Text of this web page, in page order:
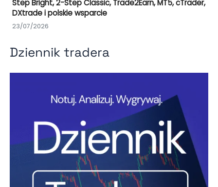
Step Bright, 2-Step Classic, Trade2Earn, MT5, cTrader,
DXtrade i polskie wsparcie
23/07/2026
Dziennik tradera